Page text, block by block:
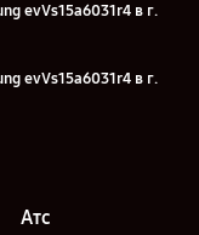
evVs15a6031r4 в г.
evVs15a6031r4 в г.
evVs15a6031r4 в г.
Атс